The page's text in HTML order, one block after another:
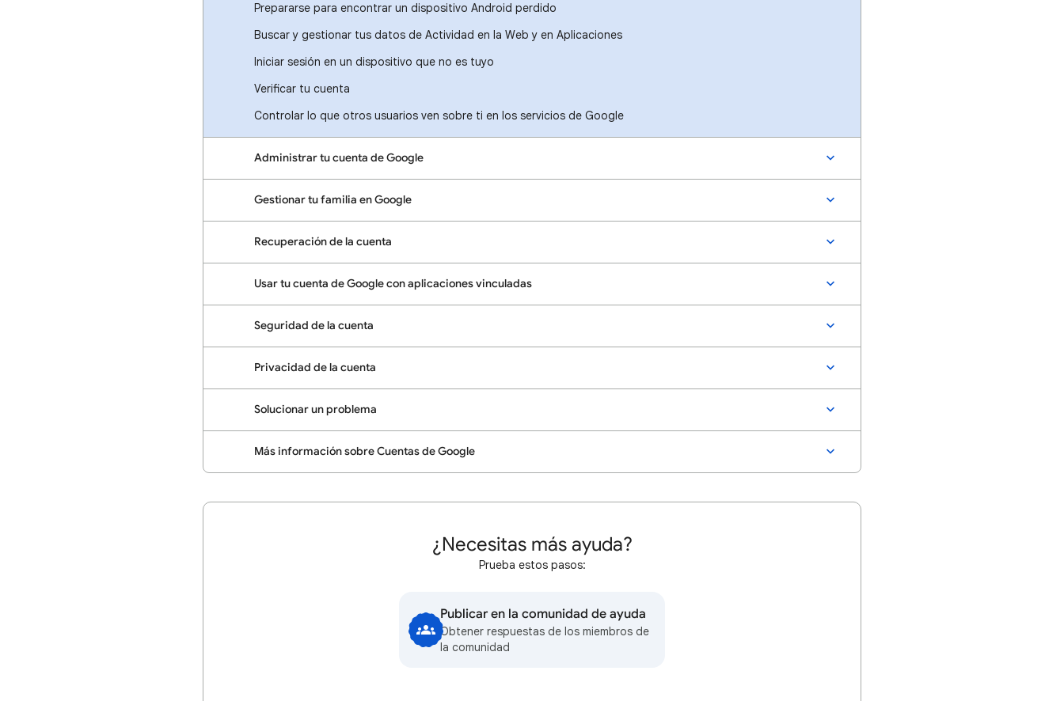
Prepararse para encontrar un dispositivo Android perdido
Buscar y gestionar tus datos de Actividad en la Web y en Aplicaciones
Iniciar sesión en un dispositivo que no es tuyo
Verificar tu cuenta
Controlar lo que otros usuarios ven sobre ti en los servicios de Google
Administrar tu cuenta de Google
Gestionar tu familia en Google
Recuperación de la cuenta
Usar tu cuenta de Google con aplicaciones vinculadas
Seguridad de la cuenta
Privacidad de la cuenta
Solucionar un problema
Más información sobre Cuentas de Google
¿Necesitas más ayuda?
Prueba estos pasos:
Publicar en la comunidad de ayuda
Obtener respuestas de los miembros de
la comunidad